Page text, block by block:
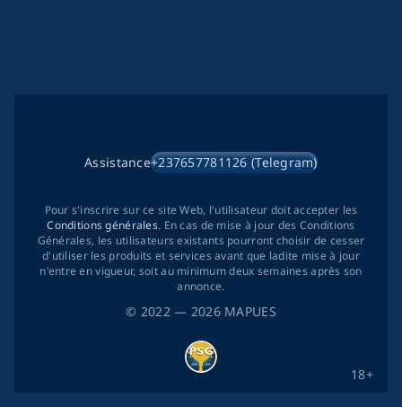
© 2022— 2026 MAPUES
Assistance+237657781126 (Telegram)
18+
Pour s'inscrire sur ce site Web, l'utilisateur doit accepter les
Conditions générales. En cas de mise à jour des Conditions
Générales, les utilisateurs existants pourront choisir de cesser
d'utiliser les produits et services avant que ladite mise à jour
n'entre en vigueur, soit au minimum deux semaines après son
annonce.